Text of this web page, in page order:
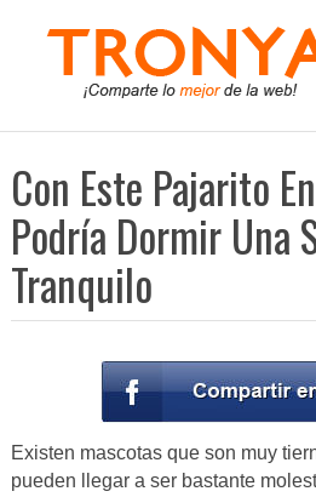
Con Este Pajarito
Podría Dormir Una
Tranquilo
Existen mascotas que son muy
pueden llegar a ser bastante